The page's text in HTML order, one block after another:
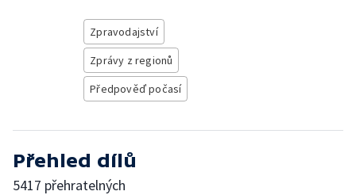
Zpravodajství
Zprávy z regionů
Předpověď počasí
Přehled dílů
5417 přehratelných